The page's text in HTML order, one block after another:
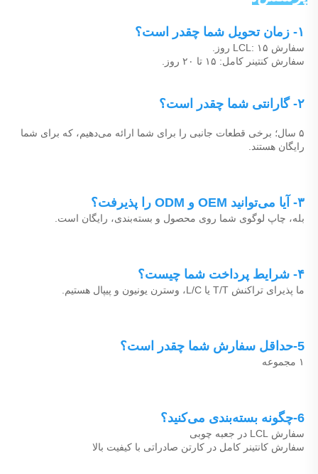
۱- زمان تحویل شما چقدر است؟
سفارش LCL: ۱۵ روز.
سفارش کنتینر کامل: ۱۵ تا ۲۰ روز.
۲- گارانتی شما چقدر است؟
رایگان هستند.
۳- آیا می‌توانید OEM و ODM را پذیرفت؟
بله، چاپ لوگوی شما روی محصول و بسته‌بندی، رایگان است.
۴- شرایط پرداخت شما چیست؟
ما پذیرای تراکنش T/T یا L/C، وسترن یونیون و پیپال هستیم.
5-حداقل سفارش شما چقدر است؟
۱ مجموعه
6-چگونه بسته‌بندی می‌کنید؟
سفارش LCL در جعبه چوبی
سفارش کانتینر کامل در کارتن صادراتی با کیفیت بالا